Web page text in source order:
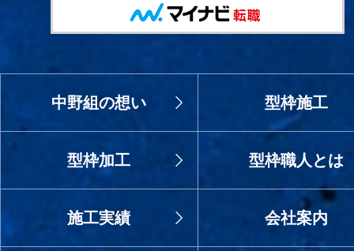
中野組の想い 型枠施工
型枠加工 型枠職人とは
施工実績 会社案内